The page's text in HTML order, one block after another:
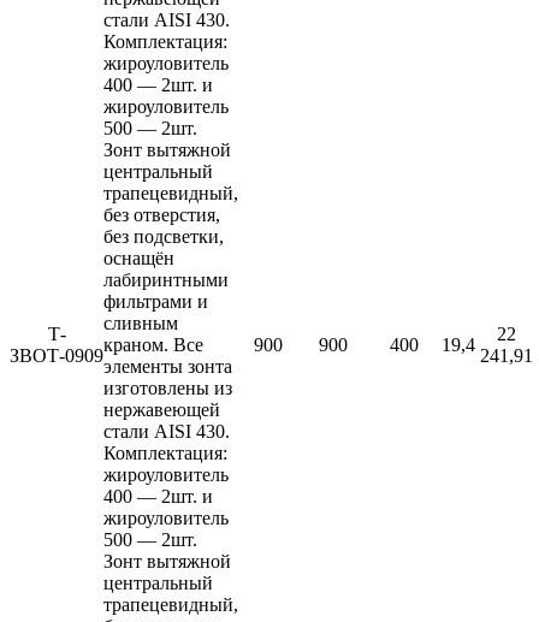
стали AISI 430.
Комплектация:
жироуловитель
400 — 2шт. и
жироуловитель
500 — 2шт.
Т-
ЗВОТ-0909
Зонт вытяжной
центральный
трапецевидный,
без отверстия,
без подсветки,
оснащён
лабиринтными
фильтрами и
сливным
краном. Все
элементы зонта
изготовлены из
нержавеющей
стали AISI 430.
Комплектация:
жироуловитель
400 — 2шт. и
жироуловитель
500 — 2шт.
900 900 400 19,4
22
241,91
Зонт вытяжной
центральный
трапецевидный,